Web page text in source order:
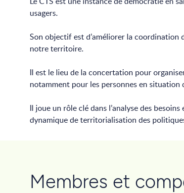
usagers.
Son objectif est d’améliorer la coordination
notre territoire.
Il est le lieu de la concertation pour
notamment pour les personnes en situation
Il joue un rôle clé dans l’analyse des
dynamique de territorialisation des
Membres et